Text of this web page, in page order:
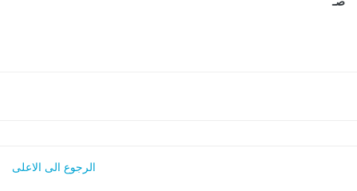
الرجوع الى الاعلى